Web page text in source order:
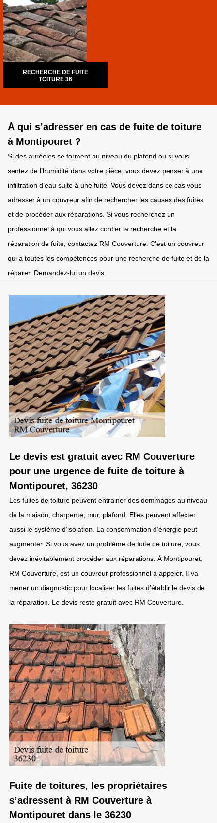
RECHERCHE DE FUITE
TOITURE 36
À qui s’adresser en cas de fuite de toiture
à Montipouret ?
Si des auréoles se forment au niveau du plafond ou si vous
sentez de l’humidité dans votre pièce, vous devez penser à une
infiltration d’eau suite à une fuite. Vous devez dans ce cas vous
adresser à un couvreur afin de rechercher les causes des fuites
et de procéder aux réparations. Si vous recherchez un
professionnel à qui vous allez confier la recherche et la
réparation de fuite, contactez RM Couverture. C’est un couvreur
qui a toutes les compétences pour une recherche de fuite et de la
réparer. Demandez-lui un devis.
Le devis est gratuit avec RM Couverture
pour une urgence de fuite de toiture à
Montipouret, 36230
Les fuites de toiture peuvent entrainer des dommages au niveau
de la maison, charpente, mur, plafond. Elles peuvent affecter
aussi le système d’isolation. La consommation d’énergie peut
augmenter. Si vous avez un problème de fuite de toiture, vous
devez inévitablement procéder aux réparations. À Montipouret,
RM Couverture, est un couvreur professionnel à appeler. Il va
mener un diagnostic pour localiser les fuites d’établir le devis de
la réparation. Le devis reste gratuit avec RM Couverture.
Fuite de toitures, les propriétaires
s’adressent à RM Couverture à
Montipouret dans le 36230